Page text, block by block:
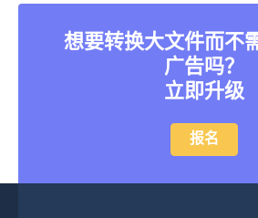
想要转换大文件而不
广告吗？
立即升级
报名